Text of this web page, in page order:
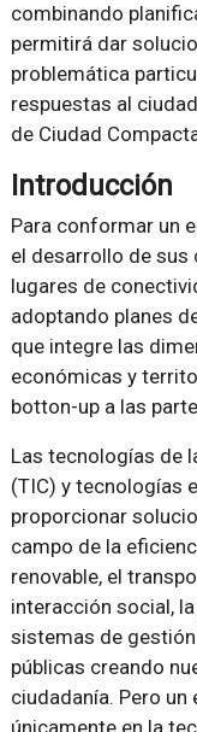
combinando
permitirá dar
problemática
respuestas al
de Ciudad
Introducción
Para conformar un
el desarrollo de sus
lugares de
adoptando planes
que integre las
económicas y
botton-up a las
Las tecnologías de
(TIC) y tecnologías
proporcionar
campo de la
renovable, el
interacción social,
sistemas de
públicas creando
ciudadanía. Pero
únicamente en la